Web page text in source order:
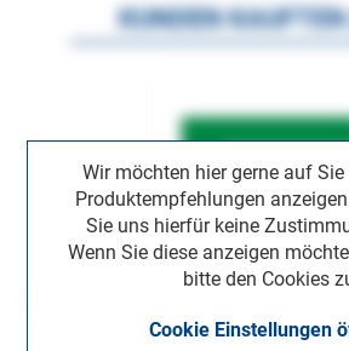
Wir möchten hier gerne auf
Produktempfehlungen
Sie uns hierfür keine
Wenn Sie diese anzeigen
bitte den Cookies
Cookie Einstellungen
KUNDEN